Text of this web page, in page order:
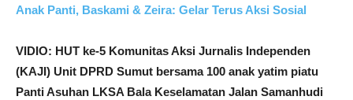
Anak Panti, Baskami & Zeira: Gelar Terus Aksi Sosial
VIDIO: HUT ke-5 Komunitas Aksi Jurnalis Independen
(KAJI) Unit DPRD Sumut bersama 100 anak yatim piatu
Panti Asuhan LKSA Bala Keselamatan Jalan Samanhudi